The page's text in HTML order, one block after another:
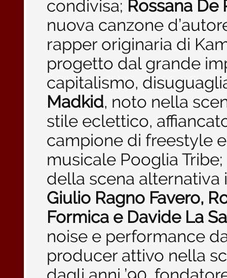
condivisa; Rossana De
nuova canzone
rapper originaria di
progetto dal grande
capitalismo,
Madkid, noto nella
stile eclettico,
campione di freestyle
musicale Pooglia
della scena
Giulio Ragno Favero,
Formica e Davide La
noise e performance
producer attivo nella